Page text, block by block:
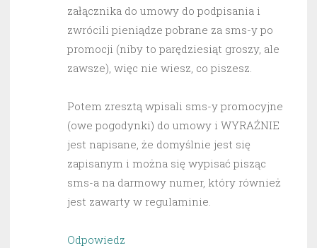
załącznika do umowy do podpisania i
zwrócili pieniądze pobrane za sms-y po
promocji (niby to parędziesiąt groszy, ale
zawsze), więc nie wiesz, co piszesz.
Potem zresztą wpisali sms-y promocyjne
(owe pogodynki) do umowy i WYRAŹNIE
jest napisane, że domyślnie jest się
zapisanym i można się wypisać pisząc
sms-a na darmowy numer, który również
jest zawarty w regulaminie.
Odpowiedz